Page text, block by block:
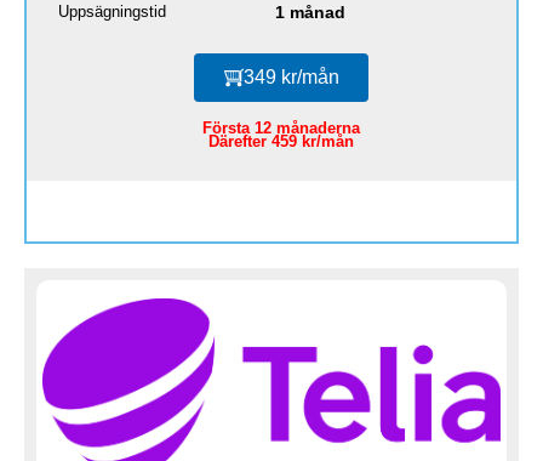
Uppsägningstid 1 månad
349 kr/mån
Första 12 månaderna
Därefter 459 kr/mån